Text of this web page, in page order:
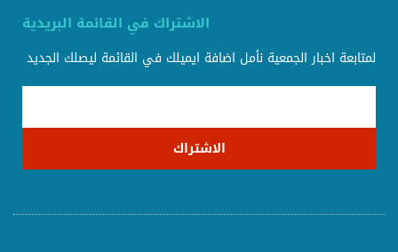
الاشتراك في القائمة البريدية
لمتابعة اخبار الجمعية نأمل اضافة ايميلك في القائمة ليصلك الجديد
الاشتراك